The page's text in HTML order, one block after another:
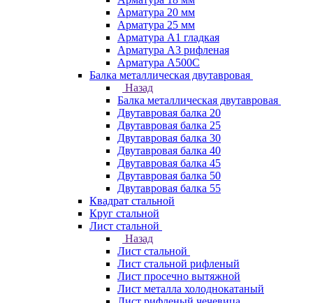
Арматура 20 мм
Арматура 25 мм
Арматура А1 гладкая
Арматура А3 рифленая
Арматура А500С
Балка металлическая двутавровая
Назад
Балка металлическая двутавровая
Двутавровая балка 20
Двутавровая балка 25
Двутавровая балка 30
Двутавровая балка 40
Двутавровая балка 45
Двутавровая балка 50
Двутавровая балка 55
Квадрат стальной
Круг стальной
Лист стальной
Назад
Лист стальной
Лист стальной рифленый
Лист просечно вытяжной
Лист металла холоднокатаный